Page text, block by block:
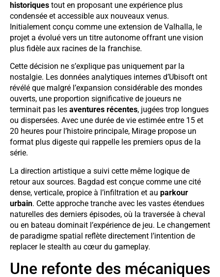
historiques tout en proposant une expérience plus
condensée et accessible aux nouveaux venus.
Initialement conçu comme une extension de Valhalla, le
projet a évolué vers un titre autonome offrant une vision
plus fidèle aux racines de la franchise.
Cette décision ne s’explique pas uniquement par la
nostalgie. Les données analytiques internes d’Ubisoft ont
révélé que malgré l’expansion considérable des mondes
ouverts, une proportion significative de joueurs ne
terminait pas les aventures récentes, jugées trop longues
ou dispersées. Avec une durée de vie estimée entre 15 et
20 heures pour l’histoire principale, Mirage propose un
format plus digeste qui rappelle les premiers opus de la
série.
La direction artistique a suivi cette même logique de
retour aux sources. Bagdad est conçue comme une cité
dense, verticale, propice à l’infiltration et au parkour
urbain. Cette approche tranche avec les vastes étendues
naturelles des derniers épisodes, où la traversée à cheval
ou en bateau dominait l’expérience de jeu. Le changement
de paradigme spatial reflète directement l’intention de
replacer le stealth au cœur du gameplay.
Une refonte des mécaniques